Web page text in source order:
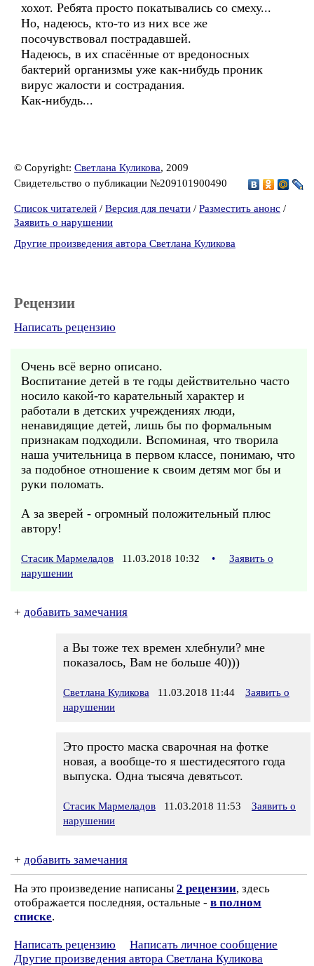
хохот. Ребята просто покатывались со смеху...
Но, надеюсь, кто-то из них все же
посочувствовал пострадавшей.
Надеюсь, в их спасённые от вредоносных
бактерий организмы уже как-нибудь проник
вирус жалости и сострадания.
Как-нибудь...
© Copyright: Светлана Куликова, 2009
Свидетельство о публикации №209101900490
Список читателей / Версия для печати / Разместить анонс /
Заявить о нарушении
Другие произведения автора Светлана Куликова
Рецензии
Написать рецензию
Очень всё верно описано.
Воспитание детей в те годы действительно часто
носило какой-то карательный характер и
работали в детских учреждениях люди,
ненавидящие детей, лишь бы по формальным
признакам подходили. Вспоминая, что творила
наша учительница в первом классе, понимаю, что
за подобное отношение к своим детям мог бы и
руки поломать.
А за зверей - огромный положительный плюс
автору!
Стасик Мармеладов 11.03.2018 10:32 •
Заявить о
нарушении
+ добавить замечания
а Вы тоже тех времен хлебнули? мне
показалось, Вам не больше 40)))
Светлана Куликова 11.03.2018 11:44
Заявить о
нарушении
Это просто маска сварочная на фотке
новая, а вообще-то я шестидесятого года
выпуска. Одна тысяча девятьсот.
Стасик Мармеладов 11.03.2018 11:53
Заявить о
нарушении
+ добавить замечания
На это произведение написаны 2 рецензии, здесь
отображается последняя, остальные - в полном
списке.
Написать рецензию
Написать личное сообщение
Другие произведения автора Светлана Куликова